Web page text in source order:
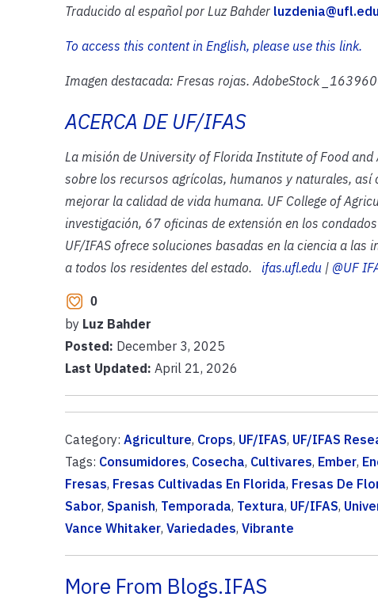
Traducido al español por Luz Bahder luzdenia@ufl.edu
To access this content in English, please use this link.
Imagen destacada: Fresas rojas. AdobeStock
ACERCA DE UF/IFAS
La misión de University of Florida Institute of Food
sobre los recursos agrícolas, humanos y naturales,
mejorar la calidad de vida humana. UF College of
investigación, 67 oficinas de extensión en los
UF/IFAS ofrece soluciones basadas en la ciencia a
a todos los residentes del estado. ifas.ufl.edu| @UF
0
by Luz Bahder
Posted: December 3, 2025
Last Updated: April 21, 2026
Category: Agriculture, Crops, UF/IFAS, UF/IFAS
Tags: Consumidores, Cosecha, Cultivares, Ember,
Fresas, Fresas Cultivadas En Florida, Fresas De
Sabor, Spanish, Temporada, Textura, UF/IFAS,
Vance Whitaker, Variedades, Vibrante
More From Blogs.IFAS